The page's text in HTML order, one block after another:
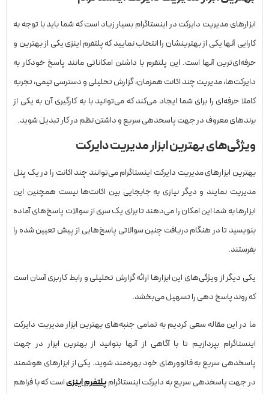
ابزارهای مدیریت دایرکت در اینستاگرام بسیار زیاد است که شما باید با توجه به
کارایی آنها یکی از بهترینشان را انتخاب نمایید که پلتفرم اینزی یکی از بهترین و
حرفه‌ای‌ترین آنها است. این پلتفرم با داشتن امکاناتی مانند پاسخ خودکار به
دایرکت‌ها، مدیریت چند اکانت همزمان، گزارش تحلیلی و دسترسی تیمی، تجربه
کاملا حرفه‌ای را برای شما ایجاد می‌کند که می‌توانید با به کارگیری آن به یکی از
برندهای معروف در جهت پاسخدهی سریع و داشتن نظم در کار تبدیل شوید.
ویژگی‌های بهترین ابزار مدیریت دایرکت
بهترین ابزارهای مدیریت دایرکت اینستاگرام می‌توانند چند اکانت را در یک پنل
مدیریت نمایند و دیگر نیازی به جابجایی بین اکانت‌ها نیست همچنین این
ابزارها به شما این امکان را می‌دهند تا برای یک سری از سوالات پاسخ‌های آماده
بنویسید تا در هنگام دریافت چنین سوالاتی پاسخ‌هایی از پیش تعیین شده را
بفرستند.
یکی دیگر از ویژگی‌های این ابزارها ارائه گزارش تحلیلی و رابط کاربری آسان است
که روند پاسخ دهی را تسهیل می‌بخشد.
ما در این مقاله سعی کردیم به تمامی جنبه‌های بهترین ابزار مدیریت دایرکت
اینستاگرام بپردازیم تا با آگاهی از آنها بتوانید از بهترین ابزار در جهت
پاسخدهی سریع به فالوورهای خود بهره‌مند شوید. یکی از ابزارهای هوشمند
در جهت پاسخدهی سریع به دایرکت اینستاگرامپلتفرم اینزیاست که با فراهم